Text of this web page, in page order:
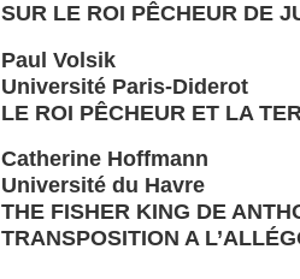
SUR LE ROI PÊCHEUR DE
Paul Volsik
Université Paris-Diderot
LE ROI PÊCHEUR ET LA
Catherine Hoffmann
Université du Havre
THE FISHER KING DE
TRANSPOSITION A